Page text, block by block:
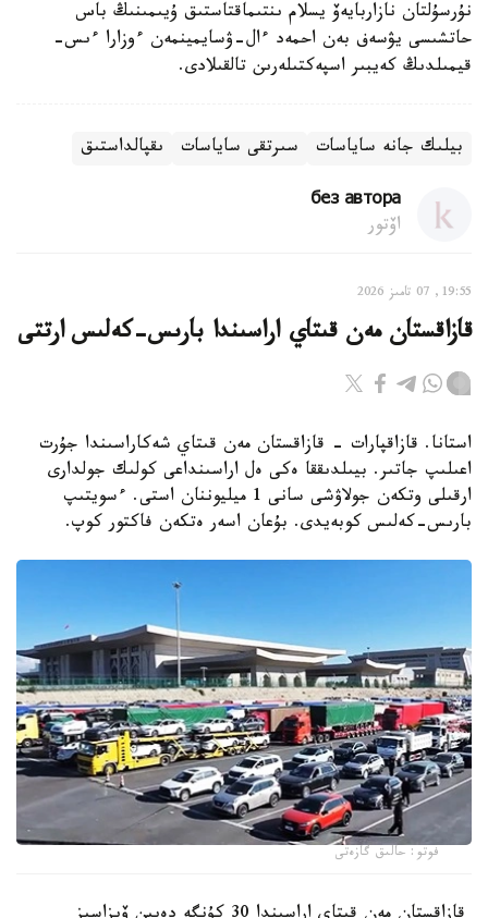
نۇرسۇلتان نازاربايەۆ يسلام ىنتىماقتاستىق ۇيىمىنىڭ باس
حاتشىسى يۋسەف بەن احمەد ءال-ۋسايمينمەن ءوزارا ءىس-
قيمىلدىڭ كەيبىر اسپەكتىلەرىن تالقىلادى.
بيلىك جانە ساياسات سىرتقى ساياسات ىقپالداستىق
без автора
اۆتور
19:55, 07 تامىز 2026
قازاقستان مەن قىتاي اراسىندا بارىس-كەلىس ارتتى
استانا. قازاقپارات - قازاقستان مەن قىتاي شەكاراسىندا جۇرت
اعىلىپ جاتىر. بيىلدىققا ەكى ەل اراسىنداعى كولىك جولدارى
ارقىلى وتكەن جولاۋشى سانى 1 ميليوننان استى. ءسويتىپ
بارىس-كەلىس كوبەيدى. بۇعان اسەر ەتكەن فاكتور كوپ.
فوتو: حالىق گازەتى